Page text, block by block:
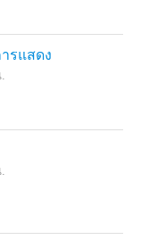
รแสดง